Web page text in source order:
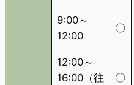
9:00～
12:00
〇
12:00～
16:00（往
〇